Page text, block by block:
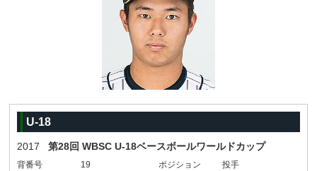
U-18
2017 第28回 WBSC U-18ベースボールワールドカップ
背番号 19 ポジション
投手